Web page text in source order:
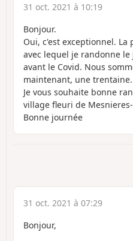
31 oct. 2021 à 10:19
Bonjour.
Oui, c'est exceptionnel.
avec lequel je randonne
avant le Covid. Nous
maintenant, une trentaine.
Je vous souhaite bonne
village fleuri de
Bonne journée
31 oct. 2021 à 07:29
Bonjour,